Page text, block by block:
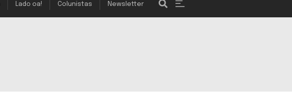
Lado oa! Colunistas Newsletter